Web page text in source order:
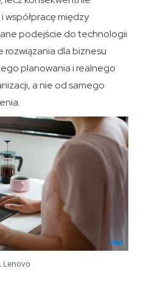
współpracę między
podejście do technologii
dla biznesu
planowania i realnego
a nie od samego
Lenovo